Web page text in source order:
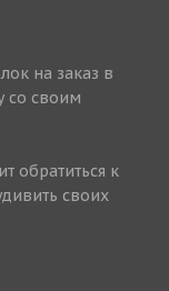
на заказ в
со своим
обратиться к
своих